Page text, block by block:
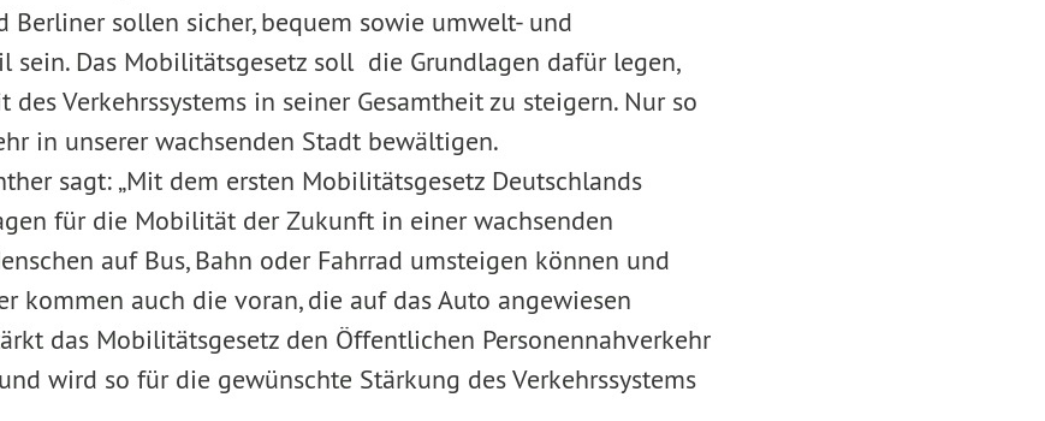
Berliner sollen sicher, bequem sowie umwelt- und
Das Mobilitätsgesetz soll die Grundlagen dafür legen,
Verkehrssystems in seiner Gesamtheit zu steigern. Nur so
in unserer wachsenden Stadt bewältigen.
sagt: „Mit dem ersten Mobilitätsgesetz Deutschlands
für die Mobilität der Zukunft in einer wachsenden
auf Bus, Bahn oder Fahrrad umsteigen können und
kommen auch die voran, die auf das Auto angewiesen
das Mobilitätsgesetz den Öffentlichen Personennahverkehr
wird so für die gewünschte Stärkung des Verkehrssystems